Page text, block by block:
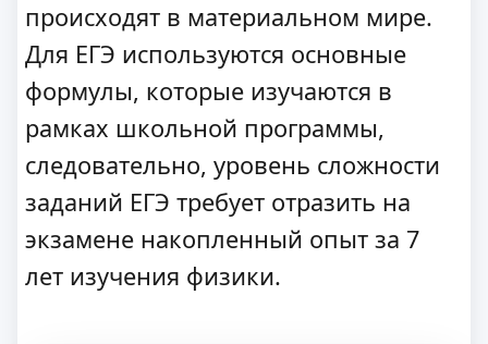
происходят в материальном мире.
Для ЕГЭ используются основные
формулы, которые изучаются в
рамках школьной программы,
следовательно, уровень сложности
заданий ЕГЭ требует отразить на
экзамене накопленный опыт за 7
лет изучения физики.